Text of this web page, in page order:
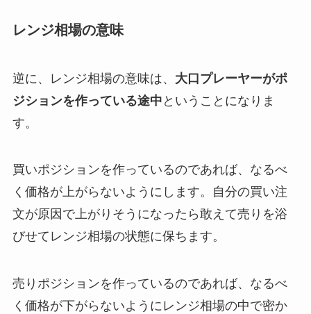
レンジ相場の意味
逆に、レンジ相場の意味は、 大口プレーヤーがポ
ジションを作っている途中 ということになりま
す。
買いポジションを作っているのであれば、なるべ
く価格が上がらないようにします。自分の買い注
文が原因で上がりそうになったら敢えて売りを浴
びせてレンジ相場の状態に保ちます。
売りポジションを作っているのであれば、なるべ
く価格が下がらないようにレンジ相場の中で密か